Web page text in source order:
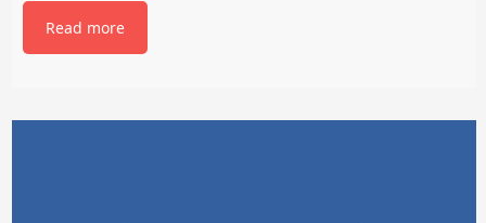
Read more